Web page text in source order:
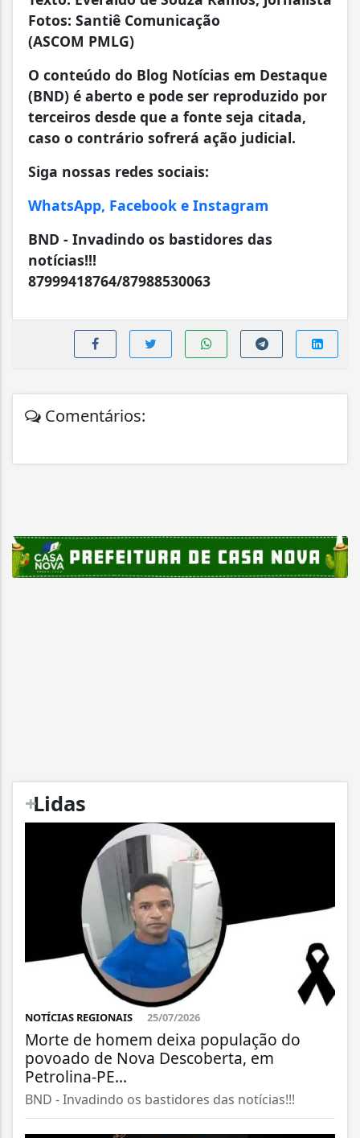
Fotos: Santiê Comunicação
(ASCOM PMLG)
O conteúdo do Blog Notícias em Destaque
(BND) é aberto e pode ser reproduzido por
terceiros desde que a fonte seja citada,
caso o contrário sofrerá ação judicial.
Siga nossas redes sociais:
WhatsApp, Facebook e Instagram
BND - Invadindo os bastidores das
notícias!!!
87999418764/87988530063
Comentários:
+
Lidas
NOTÍCIAS REGIONAIS 25/07/2026
Morte de homem deixa população do
povoado de Nova Descoberta, em
Petrolina-PE...
BND - Invadindo os bastidores das notícias!!!